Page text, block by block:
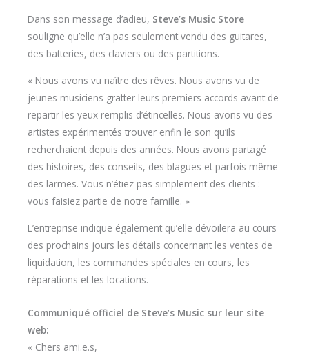
Dans son message d’adieu, Steve’s Music Store
souligne qu’elle n’a pas seulement vendu des guitares,
des batteries, des claviers ou des partitions.
« Nous avons vu naître des rêves. Nous avons vu de
jeunes musiciens gratter leurs premiers accords avant de
repartir les yeux remplis d’étincelles. Nous avons vu des
artistes expérimentés trouver enfin le son qu’ils
recherchaient depuis des années. Nous avons partagé
des histoires, des conseils, des blagues et parfois même
des larmes. Vous n’étiez pas simplement des clients :
vous faisiez partie de notre famille. »
L’entreprise indique également qu’elle dévoilera au cours
des prochains jours les détails concernant les ventes de
liquidation, les commandes spéciales en cours, les
réparations et les locations.
Communiqué officiel de Steve’s Music sur leur site
web:
« Chers ami.e.s,